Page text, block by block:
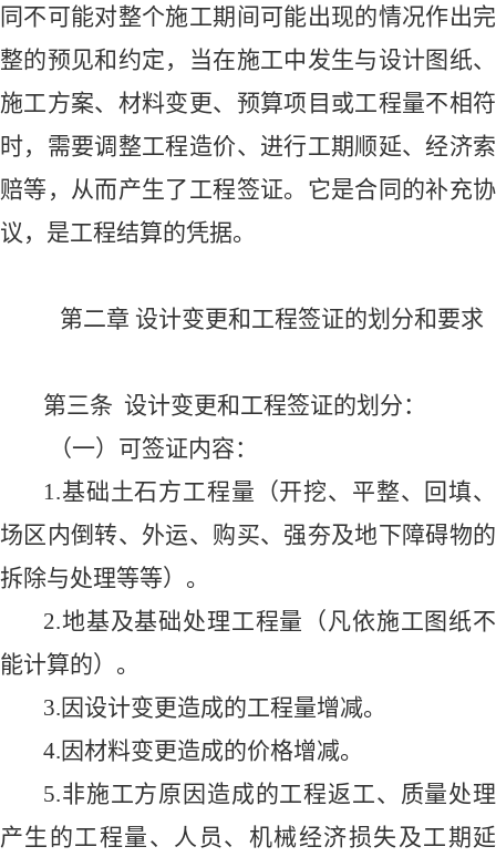
同不可能对整个施工期间可能出现的情况作出完
整的预见和约定，当在施工中发生与设计图纸、
施工方案、 材料变更、 预算项目或工程量不相符
时，需要调整工程造价、进行工期顺延、经济索
赔等，从而产生了工程签证。它是合同的补充协
议，是工程结算的凭据。
第二章 设计变更和工程签证的划分和要求
第三条 设计变更和工程签证的划分：
（一）可签证内容：
1.基础土石方工程量（开挖、平整、回填、
场区内倒转、外运、购买、强夯及地下障碍物的
拆除与处理等等） 。
2.地基及基础处理工程量（凡依施工图纸不
能计算的）。
3.因设计变更造成的工程量增减。
4.因材料变更造成的价格增减。
5.非施工方原因造成的工程返工、质量处理
产生的工程量、人员、机械经济损失及工期延